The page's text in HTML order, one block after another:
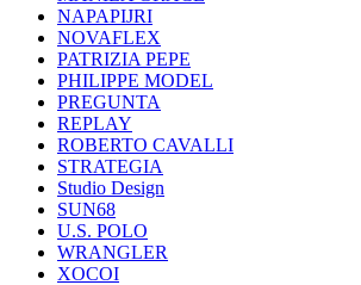
NAPAPIJRI
NOVAFLEX
PATRIZIA PEPE
PHILIPPE MODEL
PREGUNTA
REPLAY
ROBERTO CAVALLI
STRATEGIA
Studio Design
SUN68
U.S. POLO
WRANGLER
XOCOI